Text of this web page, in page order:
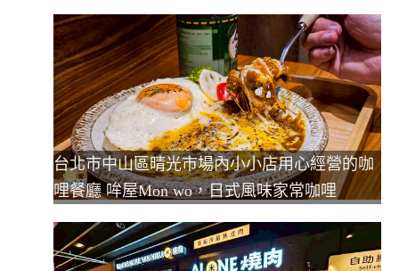
台北市中山區晴光市場內小小店用心經營的咖
哩餐廳 哞屋Mon wo，日式風味家常咖哩